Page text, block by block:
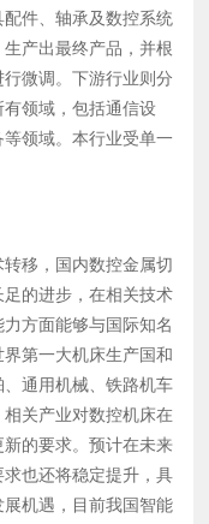
，浙海德曼（股票
控车床研发、设计、
控车床、自动化生产
造、工程机械、通
，2022年浙海德曼
元，毛利率为31.8
务收入完成4.22亿
控车床业务收入完
件、轴承及数控系统
产出最终产品，并根
微调。下游行业则分
领域，包括通信设
领域。本行业受单一
移，国内数控金属切
的进步，在相关技术
方面能够与国际知名
第一大机床生产国和
通用机械、铁路机车
关产业对数控机床在
的要求。预计在未来
也还将稳定提升，具
机遇，目前我国智能